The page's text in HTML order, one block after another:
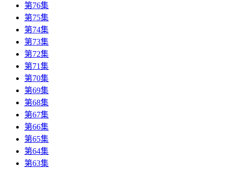
第76集
第75集
第74集
第73集
第72集
第71集
第70集
第69集
第68集
第67集
第66集
第65集
第64集
第63集